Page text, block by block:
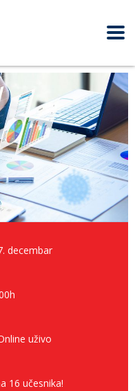
decembar
uživo
16 učesnika!